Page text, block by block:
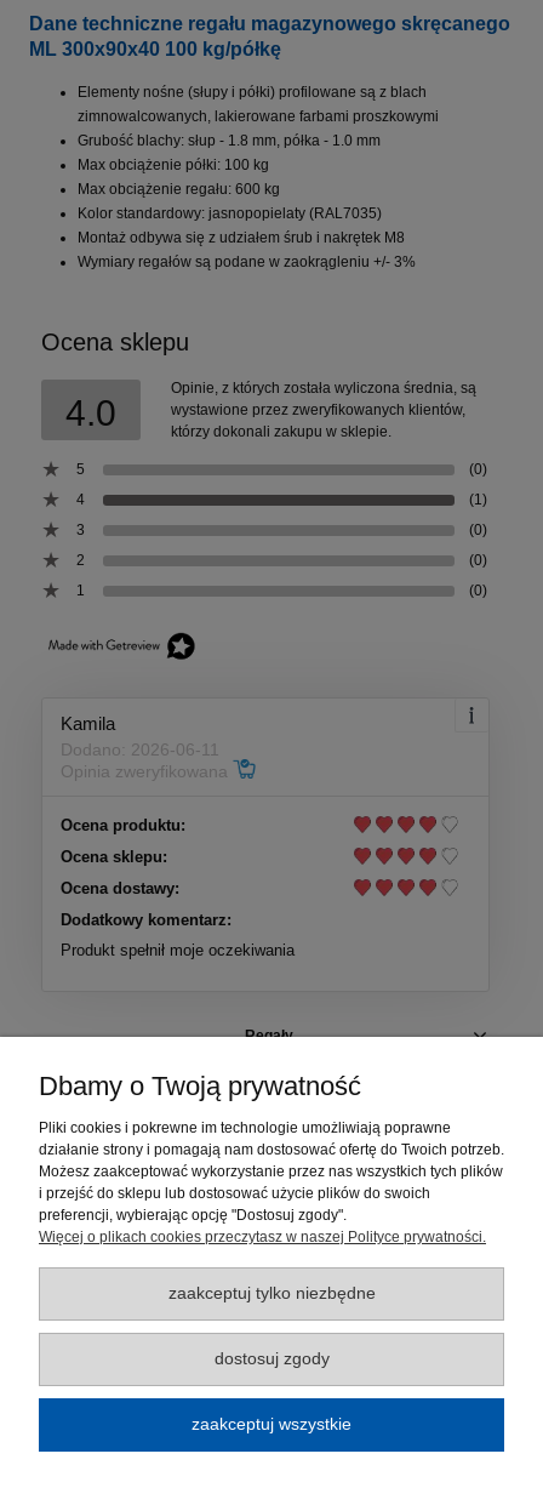
Dane techniczne regału magazynowego skręcanego
ML 300x90x40 100 kg/półkę
Elementy nośne (słupy i półki) profilowane są z blach
zimnowalcowanych, lakierowane farbami proszkowymi
Grubość blachy: słup - 1.8 mm, półka - 1.0 mm
Max obciążenie półki: 100 kg
Max obciążenie regału: 600 kg
Kolor standardowy: jasnopopielaty (RAL7035)
Montaż odbywa się z udziałem śrub i nakrętek M8
Wymiary regałów są podane w zaokrągleniu +/- 3%
Ocena sklepu
4.0
Opinie, z których została wyliczona średnia, są
wystawione przez zweryfikowanych klientów,
którzy dokonali zakupu w sklepie.
5
(0)
4
(1)
3
(0)
2
(0)
1
(0)
Kamila
Dodano: 2026-06-11
Opinia zweryfikowana
Ocena produktu:
Ocena sklepu:
Ocena dostawy:
Dodatkowy komentarz:
Produkt spełnił moje oczekiwania
Regały
Szafki i pojemniki
Elementy regałów
Moje konto
Płatności i dostawa
Informacje
O nas
Regulamin sklepu
Dbamy o Twoją prywatność
Pliki cookies i pokrewne im technologie umożliwiają poprawne
działanie strony i pomagają nam dostosować ofertę do Twoich potrzeb.
Możesz zaakceptować wykorzystanie przez nas wszystkich tych plików
i przejść do sklepu lub dostosować użycie plików do swoich
preferencji, wybierając opcję "Dostosuj zgody".
Więcej o plikach cookies przeczytasz w naszej Polityce prywatności.
zaakceptuj tylko niezbędne
dostosuj zgody
zaakceptuj wszystkie